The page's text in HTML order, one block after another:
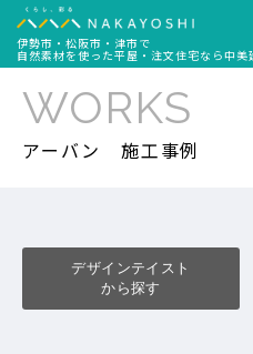
伊勢市・松阪市・津市で
自然素材を使った平屋・注文住宅なら中美
WORKS
アーバン 施工事例
デザインテイスト
から探す